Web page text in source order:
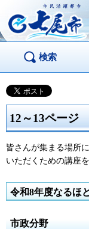
市民活躍都市 七尾
市
検索
12～13ページ
皆さんが集まる場所
いただくための講座
令和8年度なるほ
市政分野